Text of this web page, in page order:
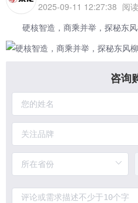
2025-09-11 12:27:38 阅
硬核智造，商乘并举，探秘东
咨询